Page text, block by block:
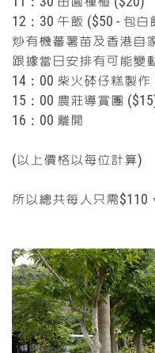
12：30 午飯 ($50 - 包
炒有機蕃薯苗及香港自
跟據當日安排有可能變
14：00 柴火砵仔糕製作
15：00 農莊導賞團
16：00 離開
(以上價格以每位計算)
所以總共每人只需$110